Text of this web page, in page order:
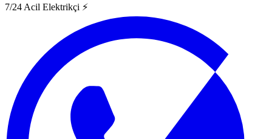
7/24 Acil Elektrikçi ⚡